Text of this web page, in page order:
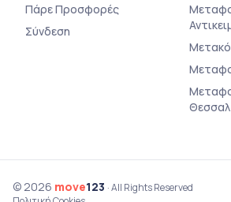
Πάρε Προσφορές
Σύνδεση
© 2026 move123 · All Rights Reserved